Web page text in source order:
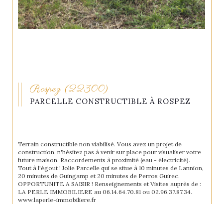
Rospez (22300)
PARCELLE CONSTRUCTIBLE À ROSPEZ
Terrain constructible non viabilisé. Vous avez un projet de
construction, n'hésitez pas à venir sur place pour visualiser votre
future maison. Raccordements à proximité (eau - électricité).
Tout à l'égout ! Jolie Parcelle qui se situe à 10 minutes de Lannion,
20 minutes de Guingamp et 20 minutes de Perros Guirec.
OPPORTUNITE A SAISIR ! Renseignements et Visites auprès de :
LA PERLE IMMOBILIERE au 06.14.64.70.81 ou 02.96.37.87.34.
www.laperle-immobiliere.fr